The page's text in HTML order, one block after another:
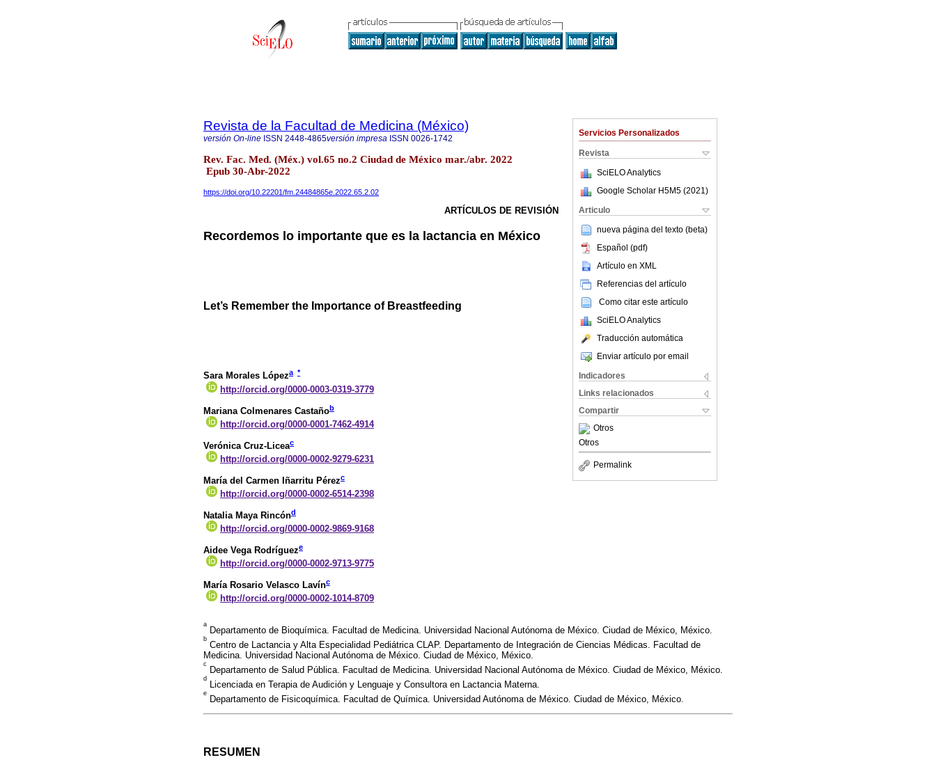
Servicios Personalizados
Revista
SciELO Analytics
Google Scholar H5M5 (2021 )
Articulo
nueva página del texto (beta)
Español (pdf)
Artículo en XML
Referencias del artículo
Como citar este artículo
SciELO Analytics
Traducción automática
Enviar artículo por email
Indicadores
Links relacionados
Compartir
Otros
Otros
Permalink
Revista de la Facultad de Medicina (México)
versión On-line ISSN 2448-4865versión impresa ISSN 0026-1742
Rev. Fac. Med. (Méx.) vol.65 no.2 Ciudad de México mar./abr. 2022
Epub 30-Abr-2022
https://doi.org/10.22201/fm.24484865e.2022.65.2.02
ARTÍCULOS DE REVISIÓN
Recordemos lo importante que es la lactancia en México
Let’s Remember the Importance of Breastfeeding
Sara Morales Lópeza *
http://orcid.org/0000-0003-0319-3779
Mariana Colmenares Castañob
http://orcid.org/0000-0001-7462-4914
Verónica Cruz-Liceac
http://orcid.org/0000-0002-9279-6231
María del Carmen Iñarritu Pérezc
http://orcid.org/0000-0002-6514-2398
Natalia Maya Rincónd
http://orcid.org/0000-0002-9869-9168
Aidee Vega Rodrígueze
http://orcid.org/0000-0002-9713-9775
María Rosario Velasco Lavínc
http://orcid.org/0000-0002-1014-8709
a
Departamento de Bioquímica. Facultad de Medicina. Universidad Nacional Autónoma de México. Ciudad de México, México.
b
Centro de Lactancia y Alta Especialidad Pediátrica CLAP. Departamento de Integración de Ciencias Médicas. Facultad de
Medicina. Universidad Nacional Autónoma de México. Ciudad de México, México.
c
Departamento de Salud Pública. Facultad de Medicina. Universidad Nacional Autónoma de México. Ciudad de México, México.
d
Licenciada en Terapia de Audición y Lenguaje y Consultora en Lactancia Materna.
e
Departamento de Fisicoquímica. Facultad de Química. Universidad Autónoma de México. Ciudad de México, México.
RESUMEN